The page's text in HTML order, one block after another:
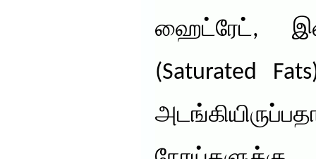
ஹைட்ரேட்,
(Saturated